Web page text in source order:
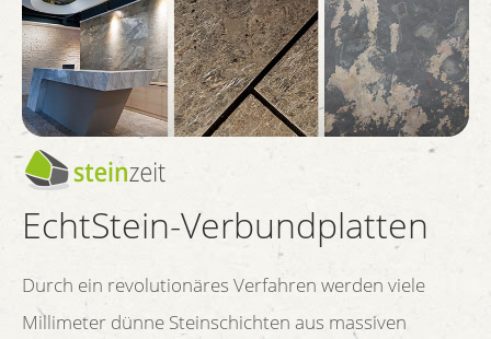
EchtStein-Verbundplatten
Durch ein revolutionäres Verfahren werden viele
Millimeter dünne Steinschichten aus massiven